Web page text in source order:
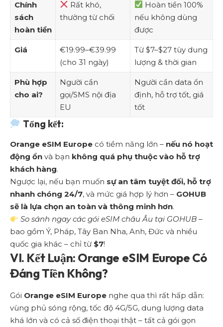
Chính
sách
hoàn tiền
Rất khó,
thường từ chối
Hoàn tiền 100%
nếu không dùng
được
Giá
€19.99–€39.99
(cho 31 ngày)
Từ $7–$27 tùy dung
lượng & thời gian
Phù hợp
cho ai?
Người cần
gọi/SMS nội địa
EU
Người cần data ổn
định, hỗ trợ tốt, giá
tốt
Tổng kết:
Orange eSIM Europe có tiềm năng lớn – nếu nó hoạt
động ổn và bạn không quá phụ thuộc vào hỗ trợ
khách hàng.
Ngược lại, nếu bạn muốn sự an tâm tuyệt đối, hỗ trợ
nhanh chóng 24/7, và mức giá hợp lý hơn – GOHUB
sẽ là lựa chọn an toàn và thông minh hơn.
So sánh ngay các gói eSIM châu Âu tại GOHUB –
bao gồm Ý, Pháp, Tây Ban Nha, Anh, Đức và nhiều
quốc gia khác – chỉ từ $7!
VI. Kết Luận: Orange eSIM Europe Có
Đáng Tiền Không?
Gói Orange eSIM Europe nghe qua thì rất hấp dẫn:
vùng phủ sóng rộng, tốc độ 4G/5G, dung lượng data
khá lớn và có cả số điện thoại thật – tất cả gói gọn